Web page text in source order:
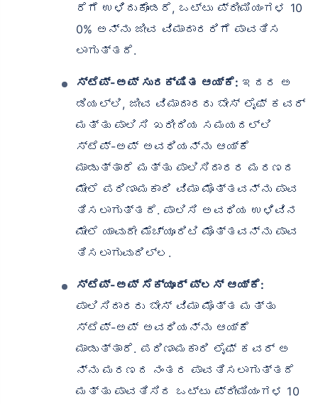
ರೆಗೆ ಉಳಿದುಕೊಂಡರೆ, ಒಟ್ಟು ಪ್ರೀಮಿಯಂಗಳ 10
0% ಅನ್ನು ಜೀವ ವಿಮಾದಾರರಿಗೆ ಪಾವತಿಸ
ಲಾಗುತ್ತದೆ.
ಸ್ಟೆಪ್-ಅಪ್ ಸುರಕ್ಷಿತ ಆಯ್ಕೆ: ಇದರ ಅ
ಡಿಯಲ್ಲಿ, ಜೀವ ವಿಮಾದಾರರು ಬೇಸ್ ಲೈಫ್ ಕವರ್
ಮತ್ತು ಪಾಲಿಸಿ ಖರೀದಿಯ ಸಮಯದಲ್ಲಿ
ಸ್ಟೆಪ್-ಅಪ್ ಅವಧಿಯನ್ನು ಆಯ್ಕೆ
ಮಾಡುತ್ತಾರೆ ಮತ್ತು ಪಾಲಿಸಿದಾರರ ಮರಣದ
ಮೇಲೆ ಪರಿಣಾಮಕಾರಿ ವಿಮಾ ಮೊತ್ತವನ್ನು ಪಾವ
ತಿಸಲಾಗುತ್ತದೆ. ಪಾಲಿಸಿ ಅವಧಿಯ ಉಳಿವಿನ
ಮೇಲೆ ಯಾವುದೇ ಮೆಚ್ಯೂರಿಟಿ ಮೊತ್ತವನ್ನು ಪಾವ
ತಿಸಲಾಗುವುದಿಲ್ಲ.
ಸ್ಟೆಪ್-ಅಪ್ ಸೆಕ್ಯೂರ್ ಪ್ಲಸ್ ಆಯ್ಕೆ:
ಪಾಲಿಸಿದಾರರು ಬೇಸ್ ವಿಮಾ ಮೊತ್ತ ಮತ್ತು
ಸ್ಟೆಪ್-ಅಪ್ ಅವಧಿಯನ್ನು ಆಯ್ಕೆ
ಮಾಡುತ್ತಾರೆ. ಪರಿಣಾಮಕಾರಿ ಲೈಫ್ ಕವರ್ ಅ
ನ್ನು ಮರಣದ ನಂತರ ಪಾವತಿಸಲಾಗುತ್ತದೆ
ಮತ್ತು ಪಾವತಿಸಿದ ಒಟ್ಟು ಪ್ರೀಮಿಯಂಗಳ 10